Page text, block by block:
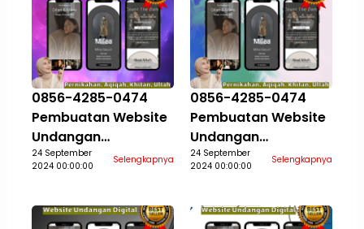
0856-4285-0474
Pembuatan Website
Undangan
Pernikahan Aqiqah
24 September
2024 00:00:00
Selengkapnya
0856-4285-0474
Pembuatan Website
Undangan
Pernikahan Aqiqah
24 September
2024 00:00:00
Selengkapnya